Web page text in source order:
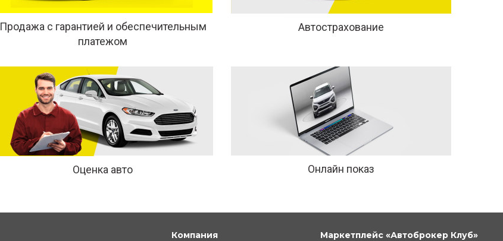
Продажа с гарантией и обеспечительным
платежом
Автострахование
Оценка авто Онлайн показ
Компания Маркетплейс «Автоброкер Клуб»